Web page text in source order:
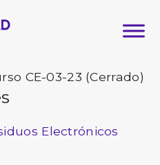
CE-03-23 (Cerrado)
Electrónicos